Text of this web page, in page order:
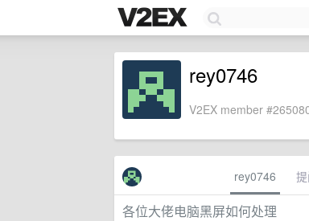
rey0746
V2EX member
rey0746
各位大佬电脑黑屏如何处理